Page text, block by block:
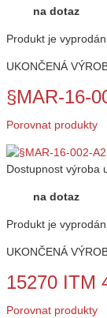
na dotaz
Produkt je vyprodán
UKONČENÁ
§MAR-16-
Porovnat produkty
Dostupnost výroba
na dotaz
Produkt je vyprodán
UKONČENÁ
15270 ITM
Porovnat produkty